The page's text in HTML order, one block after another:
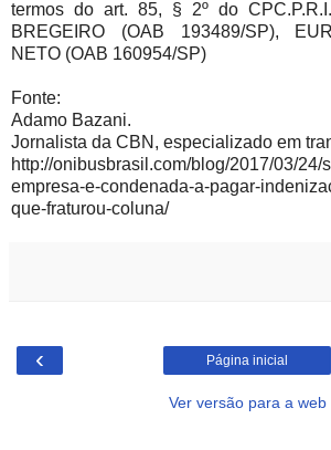
termos do art. 85, § 2º do
BREGEIRO (OAB 193489/SP),
NETO (OAB 160954/SP)
Fonte:
Adamo Bazani.
Jornalista da CBN, especializado em
http://onibusbrasil.com/blog/2017/03/24/
empresa-e-condenada-a-pagar-
que-fraturou-coluna/
‹ Página inicial
Ver versão para a web